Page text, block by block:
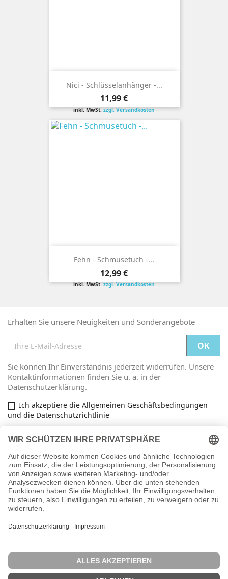
Nici - Schlüsselanhänger -...
Preis
11,99 €
inkl. MwSt.zzgl. Versandkosten
Fehn - Schmusetuch -...
Preis
12,99 €
inkl. MwSt.zzgl. Versandkosten
Erhalten Sie unsere Neuigkeiten und Sonderangebote
Sie können Ihr Einverständnis jederzeit widerrufen. Unsere
Kontaktinformationen finden Sie u. a. in der
Datenschutzerklärung.
Ich akzeptiere die Allgemeinen Geschäftsbedingungen
und die Datenschutzrichtlinie
Facebook
ARTIKEL 
INFORMATIONEN
SHOP-EINSTELLUNGEN